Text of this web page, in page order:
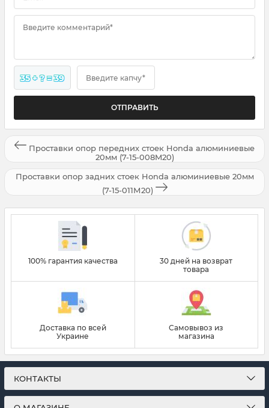
Введите комментарий*
35 + ? = 39 Введите капчу*
Проставки опор передних стоек Honda алюминиевые
20мм (7-15-008M20)
Проставки опор задних стоек Honda алюминиевые 20мм
(7-15-011М20)
100% гарантия качества
30 дней на возврат
товара
Доставка по всей
Украине
Самовывоз из
магазина
КОНТАКТЫ